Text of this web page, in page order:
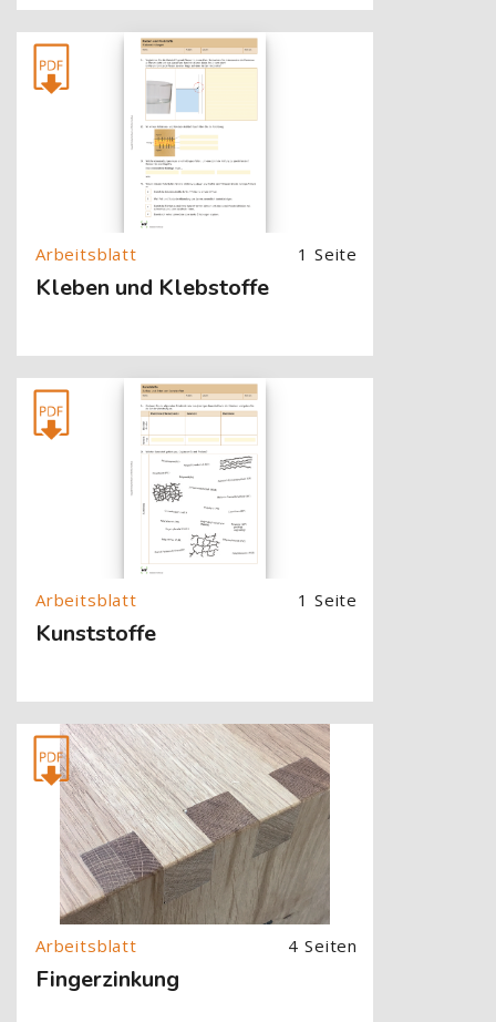
[Cocoon] About (Text with Image) überspringen
1 Seite
Kleben und Klebstoffe
[Cocoon] About (Text with Image) überspringen
1 Seite
Kunststoffe
[Cocoon] About (Text with Image) überspringen
4 Seiten
Fingerzinkung